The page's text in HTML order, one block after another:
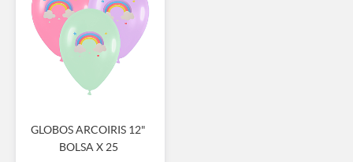
GLOBOS ARCOIRIS 12"
BOLSA X 25